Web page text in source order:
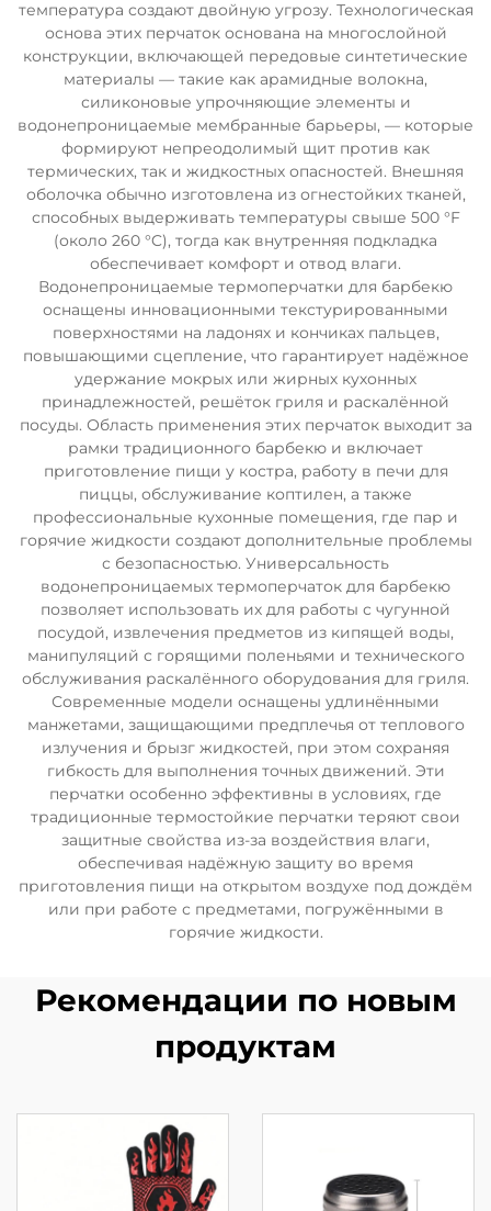
температура создают двойную угрозу. Технологическая
основа этих перчаток основана на многослойной
конструкции, включающей передовые синтетические
материалы — такие как арамидные волокна,
силиконовые упрочняющие элементы и
водонепроницаемые мембранные барьеры, — которые
формируют непреодолимый щит против как
термических, так и жидкостных опасностей. Внешняя
оболочка обычно изготовлена из огнестойких тканей,
способных выдерживать температуры свыше 500 °F
(около 260 °C), тогда как внутренняя подкладка
обеспечивает комфорт и отвод влаги.
Водонепроницаемые термоперчатки для барбекю
оснащены инновационными текстурированными
поверхностями на ладонях и кончиках пальцев,
повышающими сцепление, что гарантирует надёжное
удержание мокрых или жирных кухонных
принадлежностей, решёток гриля и раскалённой
посуды. Область применения этих перчаток выходит за
рамки традиционного барбекю и включает
приготовление пищи у костра, работу в печи для
пиццы, обслуживание коптилен, а также
профессиональные кухонные помещения, где пар и
горячие жидкости создают дополнительные проблемы
с безопасностью. Универсальность
водонепроницаемых термоперчаток для барбекю
позволяет использовать их для работы с чугунной
посудой, извлечения предметов из кипящей воды,
манипуляций с горящими поленьями и технического
обслуживания раскалённого оборудования для гриля.
Современные модели оснащены удлинёнными
манжетами, защищающими предплечья от теплового
излучения и брызг жидкостей, при этом сохраняя
гибкость для выполнения точных движений. Эти
перчатки особенно эффективны в условиях, где
традиционные термостойкие перчатки теряют свои
защитные свойства из-за воздействия влаги,
обеспечивая надёжную защиту во время
приготовления пищи на открытом воздухе под дождём
или при работе с предметами, погружёнными в
горячие жидкости.
Рекомендации по новым
продуктам